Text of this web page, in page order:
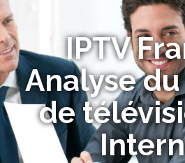
IPTV
Analyse
de